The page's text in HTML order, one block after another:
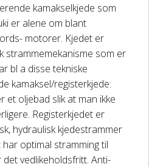
kamakselkjede som
er alene om blant
motorer. Kjedet er
strammemekanisme som er
bl a disse tekniske
kamaksel/registerkjede:
et oljebad slik at man ikke
Registerkjedet er
hydraulisk kjedestrammer
optimal stramming til
vedlikeholdsfritt. Anti-